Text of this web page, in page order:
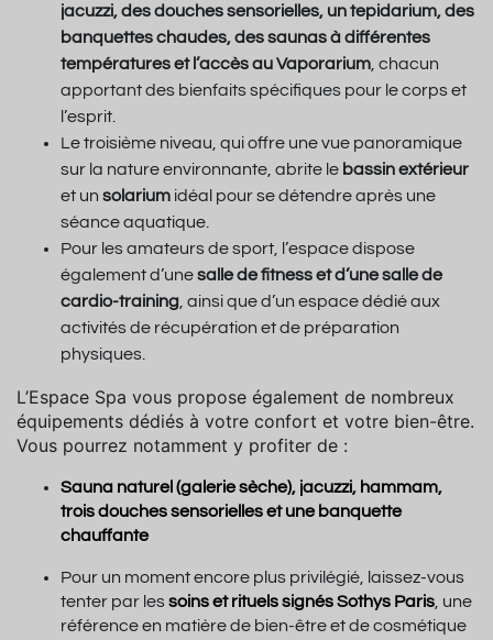
jacuzzi, des douches sensorielles, un tepidarium, des
banquettes chaudes, des saunas à différentes
températures et l’accès au Vaporarium , chacun
apportant des bienfaits spécifiques pour le corps et
l’esprit.
Le troisième niveau, qui offre une vue panoramique
sur la nature environnante, abrite le bassin extérieur
et un solarium idéal pour se détendre après une
séance aquatique.
Pour les amateurs de sport, l’espace dispose
également d’unesalle de fitness et d’une salle de
cardio-training , ainsi que d’un espace dédié aux
activités de récupération et de préparation
physiques.
L’Espace Spa vous propose également de nombreux
équipements dédiés à votre confort et votre bien-être.
Vous pourrez notamment y profiter de :
Sauna naturel (galerie sèche), jacuzzi, hammam,
trois douches sensorielles et une banquette
chauffante
Pour un moment encore plus privilégié, laissez-vous
tenter par lessoins et rituels signés Sothys Paris , une
référence en matière de bien-être et de cosmétique